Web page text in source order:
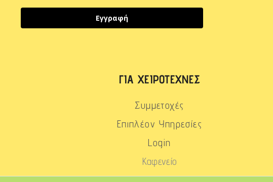
Εγγραφή
ΓΙΑ ΧΕΙΡΟΤΈΧΝΕΣ
Συμμετοχές
Επιπλέον Υπηρεσίες
Login
Καφενείο